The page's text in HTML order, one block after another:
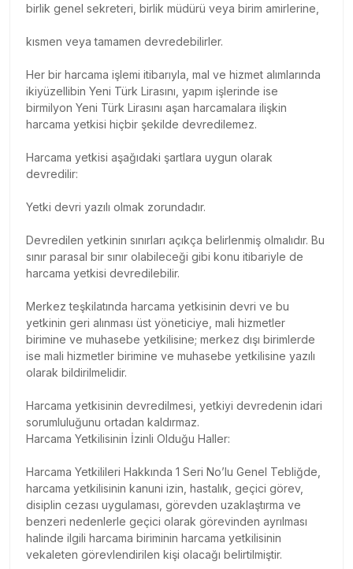
birlik genel sekreteri, birlik müdürü veya birim amirlerine,
kısmen veya tamamen devredebilirler.
Her bir harcama işlemi itibarıyla, mal ve hizmet alımlarında
ikiyüzellibin Yeni Türk Lirasını, yapım işlerinde ise
birmilyon Yeni Türk Lirasını aşan harcamalara ilişkin
harcama yetkisi hiçbir şekilde devredilemez.
Harcama yetkisi aşağıdaki şartlara uygun olarak
devredilir:
Yetki devri yazılı olmak zorundadır.
Devredilen yetkinin sınırları açıkça belirlenmiş olmalıdır. Bu
sınır parasal bir sınır olabileceği gibi konu itibariyle de
harcama yetkisi devredilebilir.
Merkez teşkilatında harcama yetkisinin devri ve bu
yetkinin geri alınması üst yöneticiye, mali hizmetler
birimine ve muhasebe yetkilisine; merkez dışı birimlerde
ise mali hizmetler birimine ve muhasebe yetkilisine yazılı
olarak bildirilmelidir.
Harcama yetkisinin devredilmesi, yetkiyi devredenin idari
sorumluluğunu ortadan kaldırmaz.
Harcama Yetkilisinin İzinli Olduğu Haller:
Harcama Yetkilileri Hakkında 1 Seri No’lu Genel Tebliğde,
harcama yetkilisinin kanuni izin, hastalık, geçici görev,
disiplin cezası uygulaması, görevden uzaklaştırma ve
benzeri nedenlerle geçici olarak görevinden ayrılması
halinde ilgili harcama biriminin harcama yetkilisinin
vekaleten görevlendirilen kişi olacağı belirtilmiştir.